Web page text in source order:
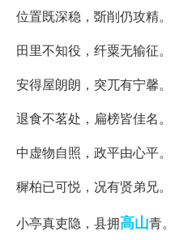
位置既深稳，斲削仍攻精。
田里不知役，纤粟无输征。
安得屋朗朗，突兀有宁馨。
退食不茗处，扁榜皆佳名。
中虚物自照，政平由心平。
穉柏已可悦，况有贤弟兄。
小亭真吏隐，县拥高山青。